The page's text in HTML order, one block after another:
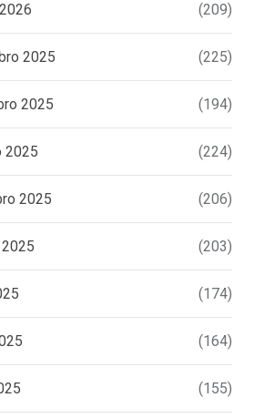
(209)
2025 (225)
2025 (194)
2025 (224)
2025 (206)
(203)
(174)
(164)
(155)